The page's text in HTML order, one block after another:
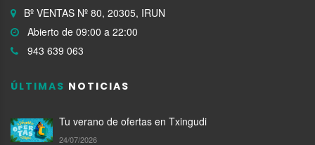
Bº VENTAS Nº 80, 20305, IRUN
Abierto de 09:00 a 22:00
943 639 063
ÚLTIMAS NOTICIAS
Tu verano de ofertas en Txingudi
24/07/2026